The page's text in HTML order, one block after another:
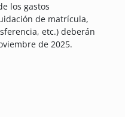
los gastos
de matrícula,
etc.) deberán
de 2025.